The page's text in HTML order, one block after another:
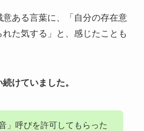
ある言葉に、「自分の存在意
た気する」と、感じたことも
けていました。
音」呼びを許可してもらった